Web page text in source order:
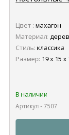
Цвет : махагон
Материал:
Стиль: классика
Размер: 19 х 15 х
В наличии
Артикул - 7507